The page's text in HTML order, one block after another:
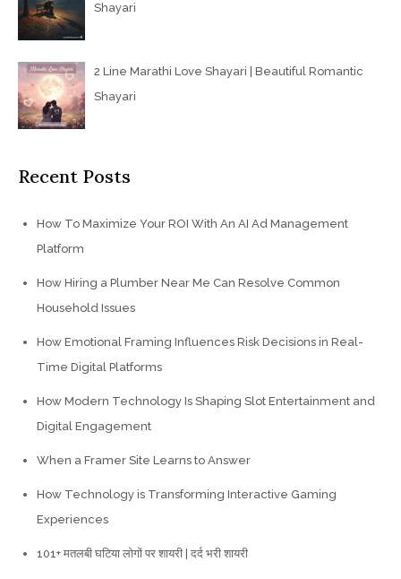
Shayari
2 Line Marathi Love Shayari | Beautiful Romantic
Shayari
Recent Posts
How To Maximize Your ROI With An AI Ad Management
Platform
How Hiring a Plumber Near Me Can Resolve Common
Household Issues
How Emotional Framing Influences Risk Decisions in Real-
Time Digital Platforms
How Modern Technology Is Shaping Slot Entertainment and
Digital Engagement
When a Framer Site Learns to Answer
How Technology is Transforming Interactive Gaming
Experiences
101+ मतलबी घटिया लोगों पर शायरी | दर्द भरी शायरी